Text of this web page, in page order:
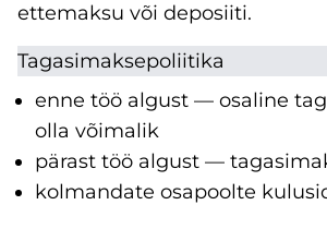
ettemaksu või deposiiti.
Tagasimaksepoliitika
enne töö algust — osaline
olla võimalik
pärast töö algust —
kolmandate osapoolte